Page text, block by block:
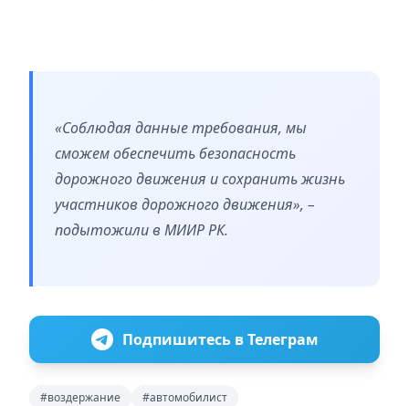
«Соблюдая данные требования, мы
сможем обеспечить безопасность
дорожного движения и сохранить жизнь
участников дорожного движения», –
подытожили в МИИР РК.
Подпишитесь в Телеграм
#воздержание #автомобилист